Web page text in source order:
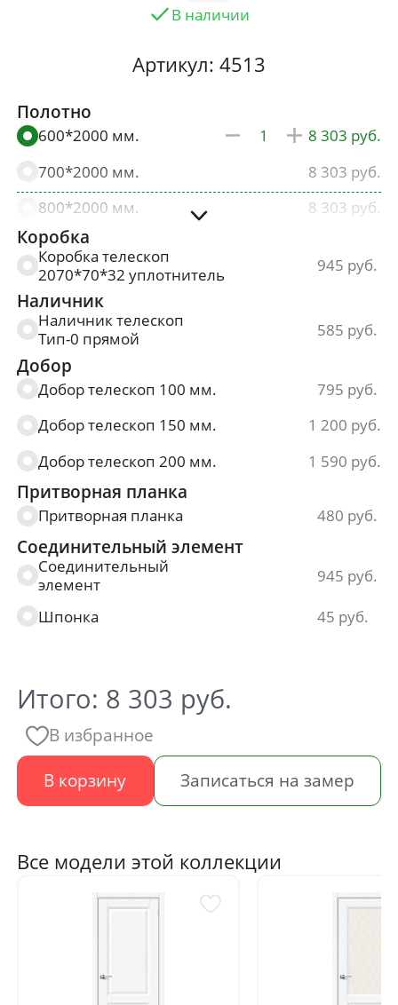
В наличии
Артикул: 4513
Полотно
600*2000 мм.
8 303
700*2000 мм.
8 303
800*2000 мм.
8 303
900*2000 мм.
Коробка
Коробка телескоп
2070*70*32 уплотнитель
945
Наличник
Наличник телескоп
Тип-0 прямой
585
Добор
Добор телескоп 100 мм.
795
Добор телескоп 150 мм.
1 200
Добор телескоп 200 мм.
1 590
Притворная планка
Притворная планка 480
Соединительный элемент
Соединительный
элемент
945
Шпонка 45
Итого: 8 303 руб.
В избранное
В корзину
Записаться на замер
Все модели этой коллекции